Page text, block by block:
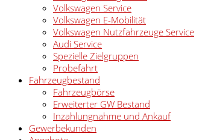
Volkswagen Service
Volkswagen E-Mobilität
Volkswagen Nutzfahrzeuge Service
Audi Service
Spezielle Zielgruppen
Probefahrt
Fahrzeugbestand
Fahrzeugbörse
Erweiterter GW Bestand
Inzahlungnahme und Ankauf
Gewerbekunden